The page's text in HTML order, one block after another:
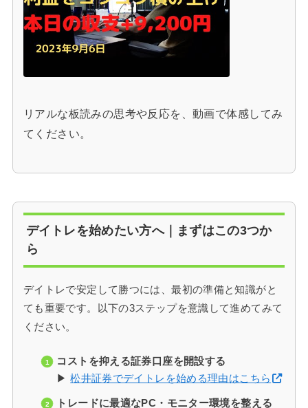
リアルな板読みの思考や反応を、動画で体感してみ
てください。
デイトレを始めたい方へ｜まずはこの3つか
ら
デイトレで安定して勝つには、最初の準備と知識がと
ても重要です。以下の3ステップを意識して進めてみて
ください。
コストを抑える証券口座を開設する
▶松井証券でデイトレを始める理由はこちら
トレードに最適なPC・モニター環境を整える